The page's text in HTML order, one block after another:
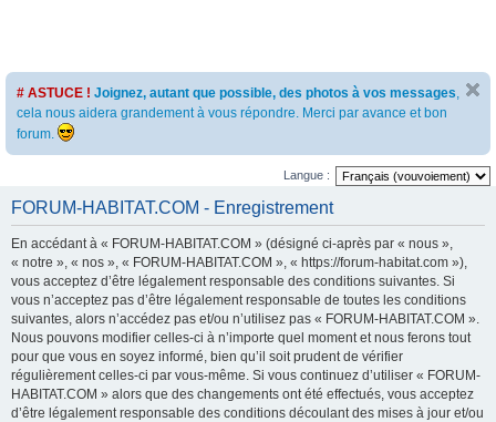
# ASTUCE ! Joignez, autant que possible, des photos à vos messages,
cela nous aidera grandement à vous répondre. Merci par avance et bon
forum.
Langue :
FORUM-HABITAT.COM - Enregistrement
En accédant à « FORUM-HABITAT.COM » (désigné ci-après par « nous »,
« notre », « nos », « FORUM-HABITAT.COM », « https://forum-habitat.com »),
vous acceptez d’être légalement responsable des conditions suivantes. Si
vous n’acceptez pas d’être légalement responsable de toutes les conditions
suivantes, alors n’accédez pas et/ou n’utilisez pas « FORUM-HABITAT.COM ».
Nous pouvons modifier celles-ci à n’importe quel moment et nous ferons tout
pour que vous en soyez informé, bien qu’il soit prudent de vérifier
régulièrement celles-ci par vous-même. Si vous continuez d’utiliser « FORUM-
HABITAT.COM » alors que des changements ont été effectués, vous acceptez
d’être légalement responsable des conditions découlant des mises à jour et/ou